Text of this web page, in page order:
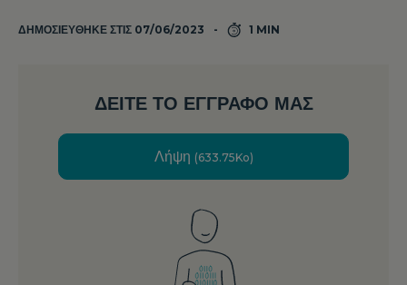
ΔΗΜΟΣΙΕΎΘΗΚΕ ΣΤΙΣ 07/06/2023 1 MIN
ΔΕΊΤΕ ΤΟ ΈΓΓΡΑΦΌ ΜΑΣ
Λήψη (633.75Ko)